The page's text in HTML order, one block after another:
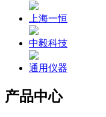
上海一恒
中毅科技
通用仪器
产品中心